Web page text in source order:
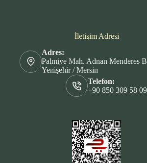
İletişim Adresi
Adres:
Palmiye Mah. Adnan Menderes
Yenişehir / Mersin
Telefon:
+90 850 309 58 09